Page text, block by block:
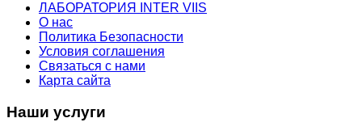
ЛАБОРАТОРИЯ INTER VIIS
О нас
Политика Безопасности
Условия соглашения
Связаться с нами
Карта сайта
Наши услуги